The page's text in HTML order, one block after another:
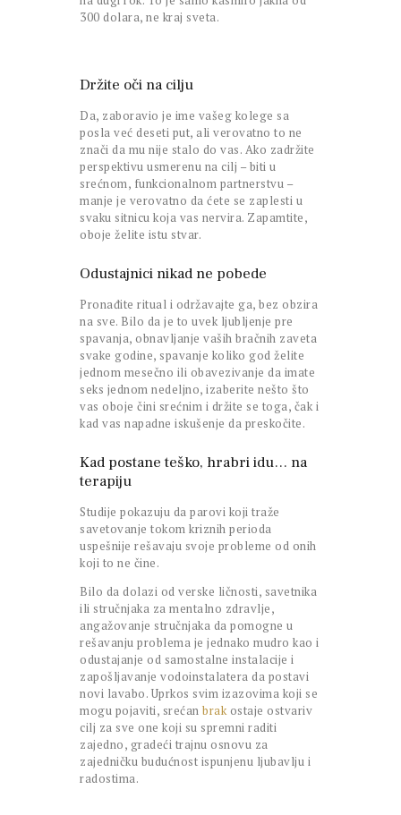
300 dolara, ne kraj sveta.
Držite oči na cilju
Da, zaboravio je ime vašeg kolege sa
posla već deseti put, ali verovatno to ne
znači da mu nije stalo do vas. Ako zadržite
perspektivu usmerenu na cilj – biti u
srećnom, funkcionalnom partnerstvu –
manje je verovatno da ćete se zaplesti u
svaku sitnicu koja vas nervira. Zapamtite,
oboje želite istu stvar.
Odustajnici nikad ne pobede
Pronađite ritual i održavajte ga, bez obzira
na sve. Bilo da je to uvek ljubljenje pre
spavanja, obnavljanje vaših bračnih zaveta
svake godine, spavanje koliko god želite
jednom mesečno ili obavezivanje da imate
seks jednom nedeljno, izaberite nešto što
vas oboje čini srećnim i držite se toga, čak i
kad vas napadne iskušenje da preskočite.
Kad postane teško, hrabri idu… na
terapiju
Studije pokazuju da parovi koji traže
savetovanje tokom kriznih perioda
uspešnije rešavaju svoje probleme od onih
koji to ne čine.
Bilo da dolazi od verske ličnosti, savetnika
ili stručnjaka za mentalno zdravlje,
angažovanje stručnjaka da pomogne u
rešavanju problema je jednako mudro kao i
odustajanje od samostalne instalacije i
zapošljavanje vodoinstalatera da postavi
novi lavabo. Uprkos svim izazovima koji se
mogu pojaviti, srećan brakostaje ostvariv
cilj za sve one koji su spremni raditi
zajedno, gradeći trajnu osnovu za
zajedničku budućnost ispunjenu ljubavlju i
radostima.